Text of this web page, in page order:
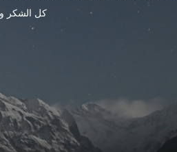
كل الشكر